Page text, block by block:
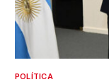
POLÍTICA